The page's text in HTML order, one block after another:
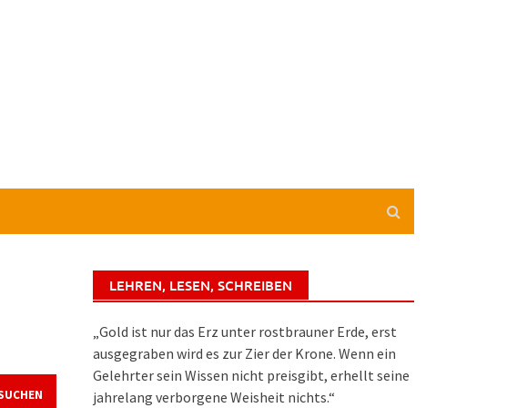
LEHREN, LESEN, SCHREIBEN
„Gold ist nur das Erz unter rostbrauner Erde, erst
ausgegraben wird es zur Zier der Krone. Wenn ein
Gelehrter sein Wissen nicht preisgibt, erhellt seine
jahrelang verborgene Weisheit nichts.“